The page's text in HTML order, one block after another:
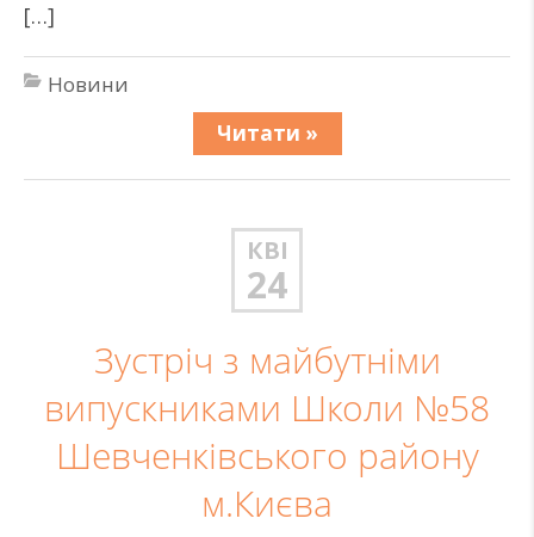
[…]
Новини
Читати »
КВІ
24
Зустріч з майбутніми
випускниками Школи №58
Шевченківського району
м.Києва